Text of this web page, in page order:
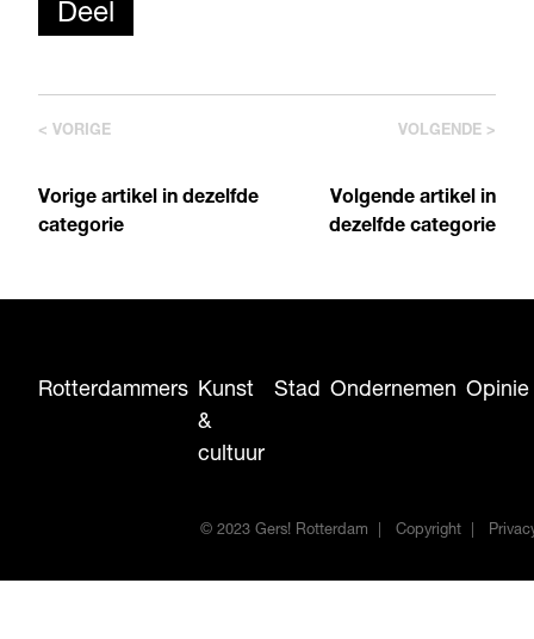
Deel
< VORIGE
Vorige artikel in dezelfde
categorie
VOLGENDE >
Volgende artikel in
dezelfde categorie
Rotterdammers Kunst
&
cultuur
Stad Ondernemen Opinie
© 2023 Gers! Rotterdam Copyright